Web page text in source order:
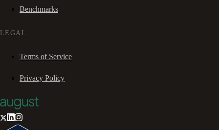
Benchmarks
LEGAL
Terms of Service
Privacy Policy